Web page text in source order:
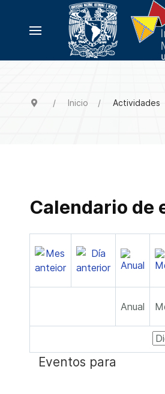
Inicio Actividades
Calendario de
Anual
Eventos para